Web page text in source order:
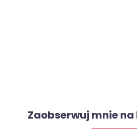
Zaobserwuj mnie